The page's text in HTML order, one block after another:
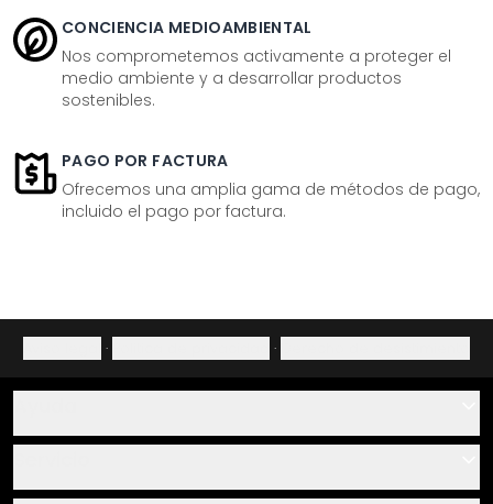
CONCIENCIA MEDIOAMBIENTAL
Nos comprometemos activamente a proteger el
medio ambiente y a desarrollar productos
sostenibles.
PAGO POR FACTURA
Ofrecemos una amplia gama de métodos de pago,
incluido el pago por factura.
· ·
Sobre nosotros